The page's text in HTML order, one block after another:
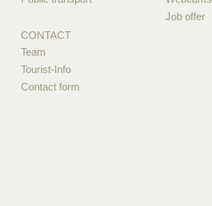
CONTACT
Team
Tourist-Info
Contact form
Job offer